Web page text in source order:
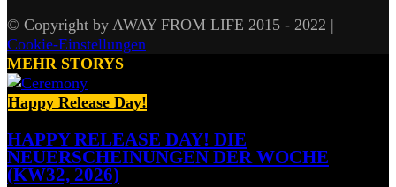
© Copyright by AWAY FROM LIFE 2015 - 2022 |
Cookie-Einstellungen
MEHR STORYS
Happy Release Day!
HAPPY RELEASE DAY! DIE
NEUERSCHEINUNGEN DER WOCHE
(KW32, 2026)